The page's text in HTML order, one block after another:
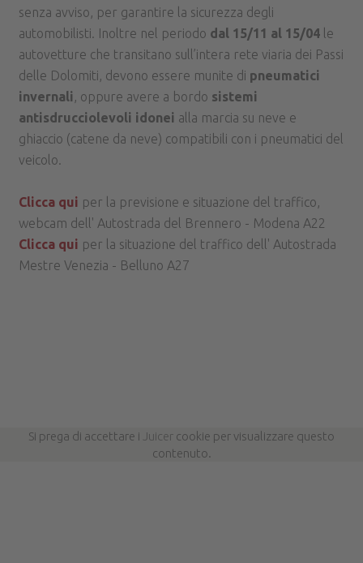
senza avviso, per garantire la sicurezza degli
automobilisti. Inoltre nel periodo dal 15/11 al 15/04 le
autovetture che transitano sull’intera rete viaria dei Passi
delle Dolomiti, devono essere munite di pneumatici
invernali , oppure avere a bordo sistemi
antisdrucciolevoli idonei alla marcia su neve e
ghiaccio (catene da neve) compatibili con i pneumatici del
veicolo.
Clicca qui per la previsione e situazione del traffico,
webcam dell' Autostrada del Brennero - Modena A22
Clicca qui per la situazione del traffico dell' Autostrada
Mestre Venezia - Belluno A27
Si prega di accettare i Juicer cookie per visualizzare questo
contenuto.